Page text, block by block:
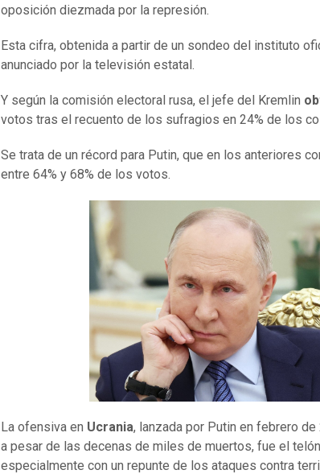
oposición diezmada por la represión.
Esta cifra, obtenida a partir de un sondeo del instituto
anunciado por la televisión estatal.
Y según la comisión electoral rusa, el jefe del Kremlin
votos tras el recuento de los sufragios en 24% de los
Se trata de un récord para Putin, que en los anteriores
entre 64% y 68% de los votos.
La ofensiva en Ucrania, lanzada por Putin en febrero
a pesar de las decenas de miles de muertos, fue el
especialmente con un repunte de los ataques contra